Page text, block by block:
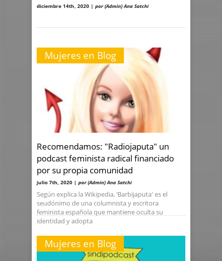
diciembre 14th, 2020 | por (Admin) Ana Satchi
Mujeres en Blog
Recomendamos: "Radiojaputa" un
podcast feminista radical financiado
por su propia comunidad
julio 7th, 2020 | por (Admin) Ana Satchi
Según explica la Wikipedia, ‘Barbijaputa' es el
seudónimo de una columnista y escritora
feminista española que mantiene oculta su
identidad y adopta
Mujeres en Blog